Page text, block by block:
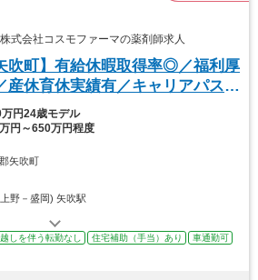
会社コスモファーマの薬剤師求人
吹町】有給休暇取得率◎／福利厚
産休育休実績有／キャリアパス豊
万円24歳モデル
円～650万円程度
矢吹町
野－盛岡) 矢吹駅
しを伴う転勤なし 住宅補助（手当）あり
車通勤可